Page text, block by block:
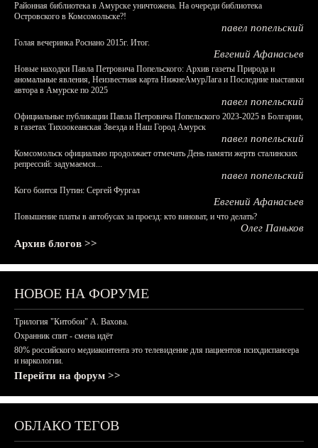
Районная библиотека в Амурске уничтожена. На очереди библиотека
Островского в Комсомольске?!
павел попельский
Голая вечеринка Роснано 2015г. Итог.
Евгений Афанасьев
Новые находки Павла Петровича Попельского: Архив газеты Природа и
аномальные явления, Неизвестная карта НижнеАмурЛага и Последние выставки
автора в Амурске по 2025
павел попельский
Официальные публикации Павла Петровича Попельского 2023-2025 в Болгарии,
в газетах Тихоокеанская Звезда и Наш Город Амурск
павел попельский
Комсомольск официально продолжает отмечать День памяти жертв сталинских
репрессий: задумаемся...
павел попельский
Кого боится Путин: Сергей Фургал
Евгений Афанасьев
Повышение платы в автобусах за проезд: кто виноват, и что делать?
Олег Паньков
Архив блогов >>
НОВОЕ НА ФОРУМЕ
Трилогия "Китобои" А. Вахова.
Охранник спит - смена идёт
80% российского медиаконтента это телевидение для пациентов психдиспансера
и наркологии.
Перейти на форум >>
ОБЛАКО ТЕГОВ